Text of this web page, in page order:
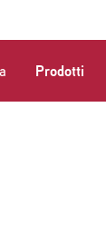
Prodotti